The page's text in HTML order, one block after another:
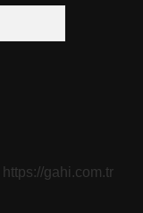
https://gahi.com.tr